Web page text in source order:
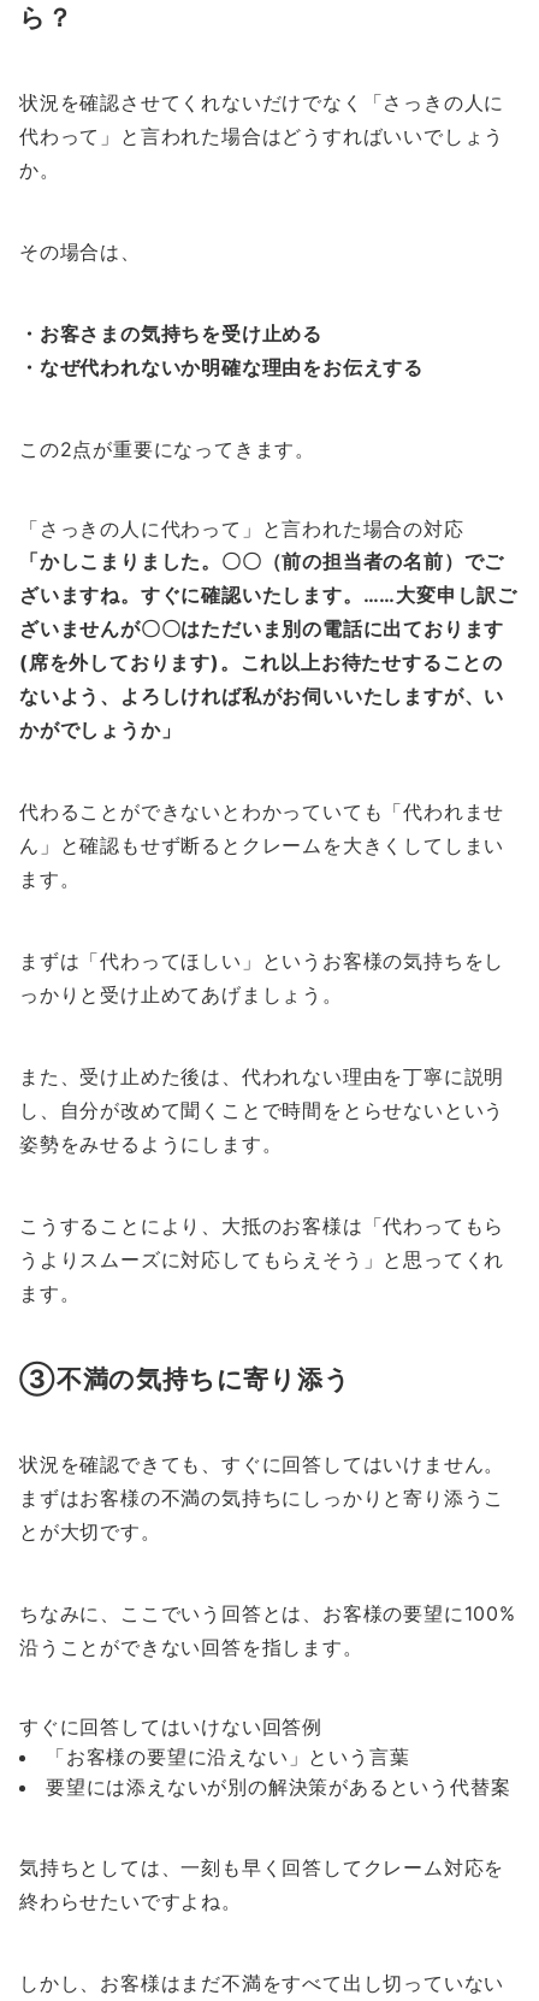
ら？
状況を確認させてくれないだけでなく「さっきの人に
代わって」と言われた場合はどうすればいいでしょう
か。
その場合は、
・お客さまの気持ちを受け止める
・なぜ代われないか明確な理由をお伝えする
この2点が重要になってきます。
「さっきの人に代わって」と言われた場合の対応
「かしこまりました。〇〇（前の担当者の名前）でご
ざいますね。 すぐに確認いたします。 ……大変申し訳ご
ざいませんが〇〇はただいま別の電話に出ております
(席を外しております)。
これ以上お待たせすることの
ないよう、 よろしければ私がお伺いいたしますが、い
かがでしょうか」
代わることができないとわかっていても「代われませ
ん」と確認もせず断るとクレームを大きくしてしまい
ます。
まずは「代わってほしい」という お客様の気持ちをし
っかりと受け止めてあげましょう。
また、受け止めた後は、 代われない理由を丁寧に説明
し、自分が改めて聞くことで時間をとらせないという
姿勢をみせる ようにします。
こうすることにより、大抵のお客様は「代わってもら
うよりスムーズに対応してもらえそう」と思ってくれ
ます。
③不満の気持ちに寄り添う
状況を確認できても、すぐに回答してはいけません。
まずはお客様の不満の気持ちにしっかりと寄り添うこ
とが大切です。
ちなみに、ここでいう回答とは、 お客様の要望に100%
沿うことができない回答を指します。
すぐに回答してはいけない回答例
「お客様の要望に沿えない」という言葉
要望には添えないが別の解決策があるという代替案
気持ちとしては、一刻も早く回答してクレーム対応を
終わらせたいですよね。
しかし、お客様はまだ不満をすべて出し切っていない